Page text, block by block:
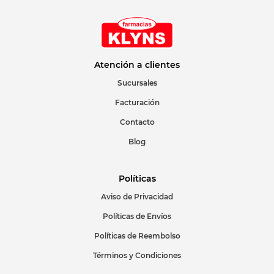
Correo electrónico
ENVIAR COMENTARIO
Atención a clientes
Sucursales
Facturación
Contacto
Blog
Políticas
Aviso de Privacidad
Políticas de Envíos
Políticas de Reembolso
Términos y Condiciones